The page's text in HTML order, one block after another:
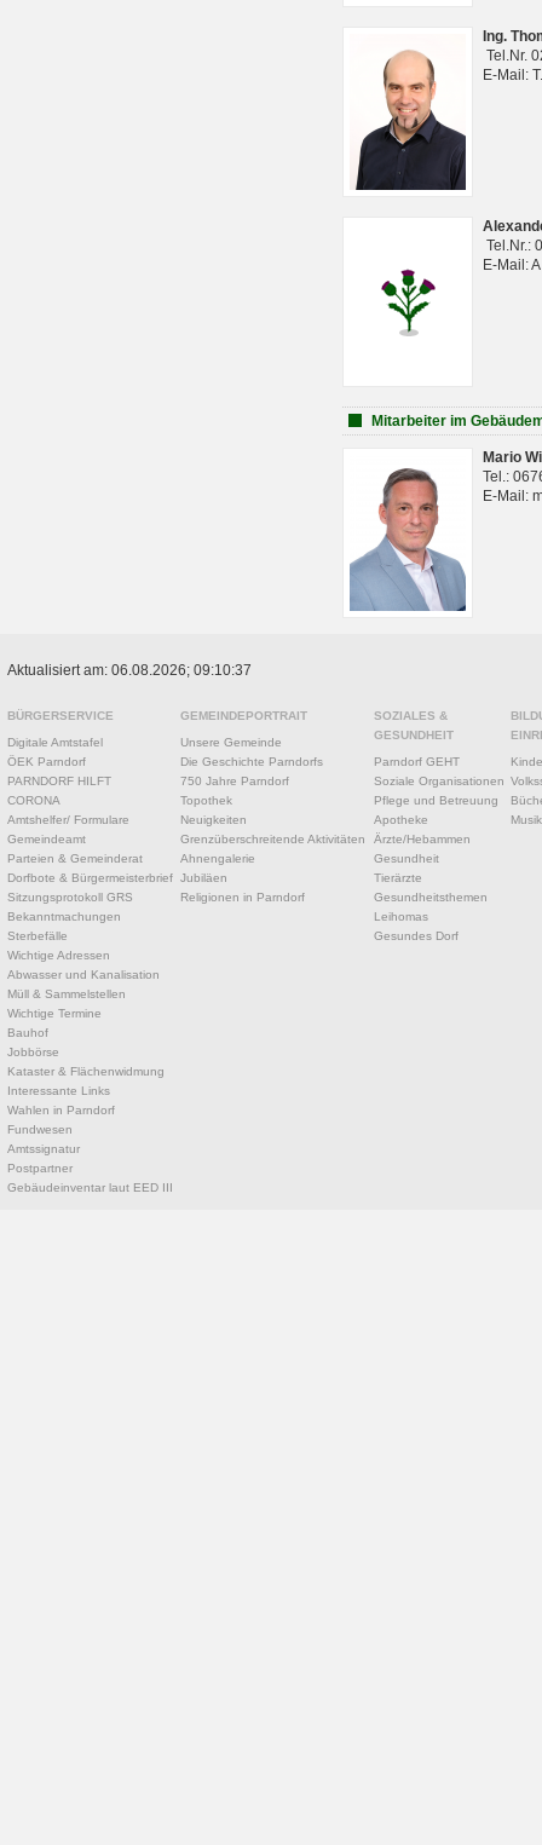
Ing.
Tel.Nr.
E-Mail:
Tel.Nr.:
E-Mail:
Mitarbeiter im
Mario
Tel.:
E-Mail:
Aktualisiert am: 06.08.2026; 09:10:37
BÜRGERSERVICE
Digitale Amtstafel
ÖEK Parndorf
PARNDORF HILFT
CORONA
Amtshelfer/ Formulare
Gemeindeamt
Parteien & Gemeinderat
Dorfbote & Bürgermeisterbrief
Sitzungsprotokoll GRS
Bekanntmachungen
Sterbefälle
Wichtige Adressen
Abwasser und Kanalisation
Müll & Sammelstellen
Wichtige Termine
Bauhof
Jobbörse
Kataster & Flächenwidmung
Interessante Links
Wahlen in Parndorf
Fundwesen
Amtssignatur
Postpartner
Gebäudeinventar laut EED III
GEMEINDEPORTRAIT
Unsere Gemeinde
Die Geschichte Parndorfs
750 Jahre Parndorf
Topothek
Neuigkeiten
Grenzüberschreitende Aktivitäten
Ahnengalerie
Jubiläen
Religionen in Parndorf
SOZIALES &
GESUNDHEIT
Parndorf GEHT
Soziale Organisationen
Pflege und Betreuung
Apotheke
Ärzte/Hebammen
Gesundheit
Tierärzte
Gesundheitsthemen
Leihomas
Gesundes Dorf